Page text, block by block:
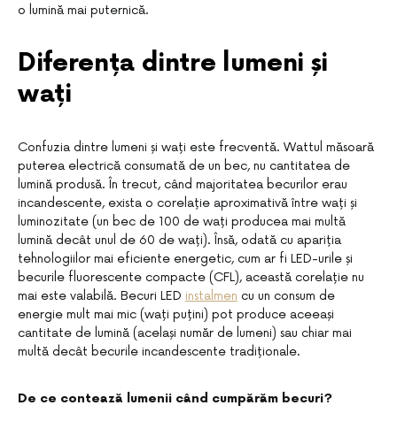
o lumină mai puternică.
Diferența dintre lumeni și
wați
Confuzia dintre lumeni și wați este frecventă. Wattul măsoară
puterea electrică consumată de un bec, nu cantitatea de
lumină produsă. În trecut, când majoritatea becurilor erau
incandescente, exista o corelație aproximativă între wați și
luminozitate (un bec de 100 de wați producea mai multă
lumină decât unul de 60 de wați). Însă, odată cu apariția
tehnologiilor mai eficiente energetic, cum ar fi LED-urile și
becurile fluorescente compacte (CFL), această corelație nu
mai este valabilă. Becuri LED instalmen cu un consum de
energie mult mai mic (wați puțini) pot produce aceeași
cantitate de lumină (același număr de lumeni) sau chiar mai
multă decât becurile incandescente tradiționale.
De ce contează lumenii când cumpărăm becuri?